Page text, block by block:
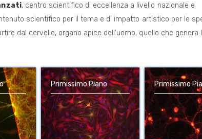
, centro scientifico di eccellenza a livello nazionale e
scientifico per il tema e di impatto artistico per le
dal cervello, organo apice dell’uomo, quello che genera
Primissimo Piano Primissimo